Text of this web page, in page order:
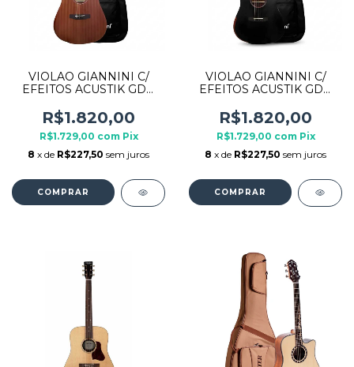
VIOLAO GIANNINI C/
EFEITOS ACUSTIK GDH
R$1.820,00
R$1.729,00 com Pix
8 x de R$227,50 sem juros
VIOLAO GIANNINI C/
EFEITOS ACUSTIK GDH
R$1.820,00
R$1.729,00 com Pix
8 x de R$227,50 sem juros